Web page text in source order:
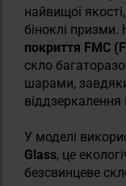
найвищої
біноклі призми.
покриття FMC
скло
шарами,
віддзеркалення
У моделі
Glass, це
безсвинцеве